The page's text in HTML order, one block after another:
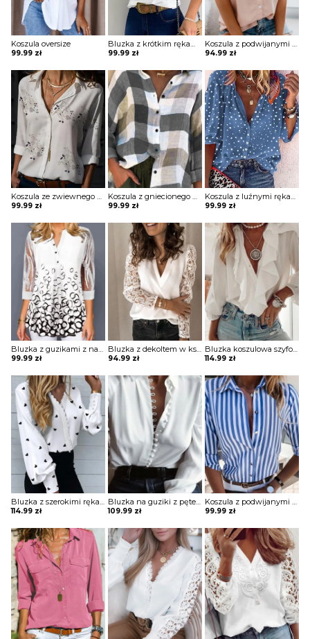
Koszula oversize
99.99 zł
Bluzka z krótkim rękawem z falbankami przy rękawach i ozdobnymi guzikami na dekolcie
99.99 zł
Koszula z podwijanymi krótkimi rękawami z kieszenią
94.99 zł
Koszula ze zwiewnego materiału z printem
99.99 zł
Koszula z gniecionego materiału na guziki
99.99 zł
Koszula z luźnymi rękawami z printem
99.99 zł
Bluzka z guzikami z nadrukiem i z transparentnymi rękawami
99.99 zł
Bluzka z dekoltem w kształcie litery V z koronkowymi rękawami
94.99 zł
Bluzka koszulowa szyfonowa z falbanką
114.99 zł
Bluzka z szerokimi rękawami i koronkowym wykończeniem
114.99 zł
Bluzka na guziki z pętelkami
109.99 zł
Koszula z podwijanymi rękawami i ozdobnymi guzikami
99.99 zł